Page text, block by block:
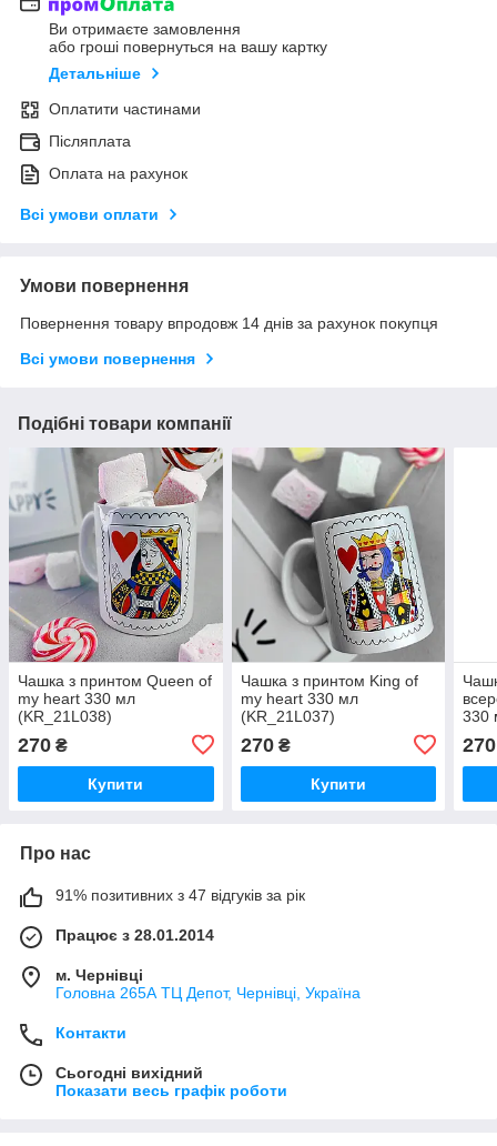
Ви отримаєте замовлення
або гроші повернуться на вашу картку
Детальніше
Оплатити частинами
Післяплата
Оплата на рахунок
Всі умови оплати
Умови повернення
Повернення товару впродовж 14 днів за рахунок покупця
Всі умови повернення
Подібні товари компанії
Чашка з принтом Queen of
my heart 330 мл
(KR_21L038)
270 ₴
Купити
Чашка з принтом King of
my heart 330 мл
(KR_21L037)
270₴
Купити
330
270
Про нас
91% позитивних з 47 відгуків за рік
Працює з 28.01.2014
м. Чернівці
Головна 265А ТЦ Депот, Чернівці, Україна
Контакти
Сьогодні вихідний
Показати весь графік роботи